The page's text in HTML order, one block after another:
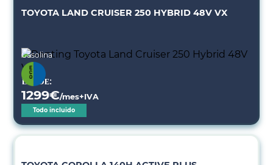
TOYOTA LAND CRUISER 250 HYBRID 48V VX
Gasolina
Desde:
1299€/mes+IVA
Todo incluido